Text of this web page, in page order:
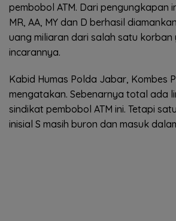
pembobol ATM. Dari pengungkapan
MR, AA, MY dan D berhasil
uang miliaran dari salah satu korban
incarannya.
Kabid Humas Polda Jabar, Kombes
mengatakan. Sebenarnya total ada
sindikat pembobol ATM ini. Tetapi
inisial S masih buron dan masuk